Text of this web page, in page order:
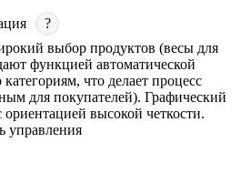
?
выбор продуктов (весы для
функцией автоматической
что делает процесс
для покупателей). Графический
высокой четкости.
управления